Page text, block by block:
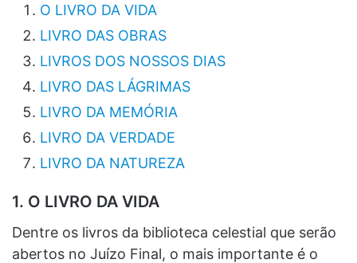
O LIVRO DA VIDA
LIVRO DAS OBRAS
LIVROS DOS NOSSOS DIAS
LIVRO DAS LÁGRIMAS
LIVRO DA MEMÓRIA
LIVRO DA VERDADE
LIVRO DA NATUREZA
1. O LIVRO DA VIDA
Dentre os livros da biblioteca celestial que serão
abertos no Juízo Final, o mais importante é o